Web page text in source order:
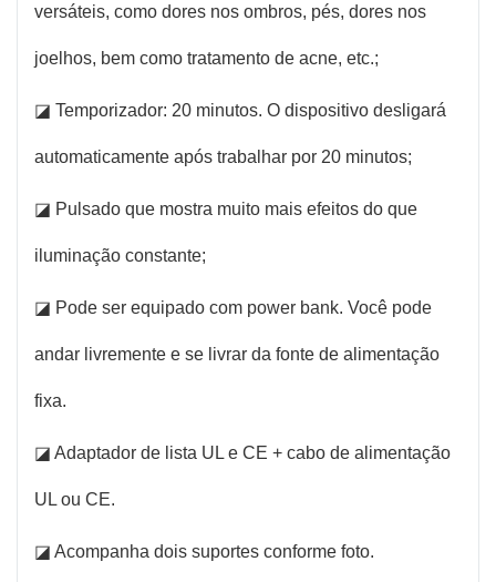
versáteis, como dores nos ombros, pés, dores nos
joelhos, bem como tratamento de acne, etc.;
◪ Temporizador: 20 minutos. O dispositivo desligará
automaticamente após trabalhar por 20 minutos;
◪ Pulsado que mostra muito mais efeitos do que
iluminação constante;
◪ Pode ser equipado com power bank. Você pode
andar livremente e se livrar da fonte de alimentação
fixa.
◪ Adaptador de lista UL e CE + cabo de alimentação
UL ou CE.
◪ Acompanha dois suportes conforme foto.